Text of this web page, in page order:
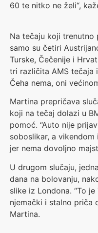
60 te nitko ne želi“,
Na tečaju koji trenutno
samo su četiri
Turske, Čečenije i
tri različita AMS tečaja
Čeha nema, oni
Martina prepričava
koji na tečaj dolazi u
pomoć. “Auto nije
soboslikar, a vikendom
jer nema dovoljno
U drugom slučaju,
dana na bolovanju,
slike iz Londona. “To
njemački i stalno priča
Martina.